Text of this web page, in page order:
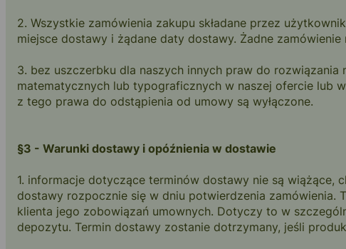
2. Wszystkie zamówienia zakupu składane przez
miejsce dostawy i żądane daty dostawy. Żadne
3. bez uszczerbku dla naszych innych praw do
matematycznych lub typograficznych w naszej ofercie lub
z tego prawa do odstąpienia od umowy są wyłączone.
§3 - Warunki dostawy i opóźnienia w dostawie
1. informacje dotyczące terminów dostawy nie są
dostawy rozpocznie się w dniu potwierdzenia zamówienia.
klienta jego zobowiązań umownych. Dotyczy to w
depozytu. Termin dostawy zostanie dotrzymany, jeśli